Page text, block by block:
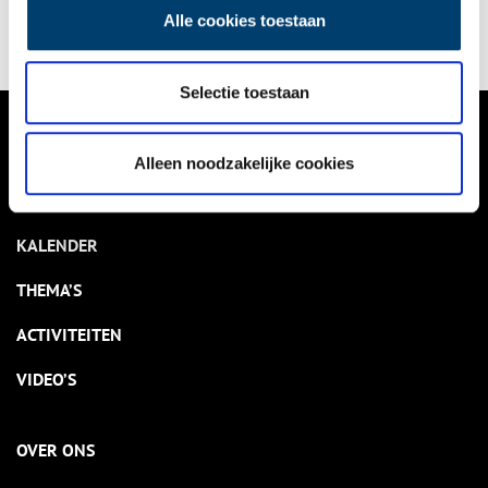
Alle cookies toestaan
Selectie toestaan
Alleen noodzakelijke cookies
NIEUWS
KALENDER
THEMA’S
ACTIVITEITEN
VIDEO’S
OVER ONS